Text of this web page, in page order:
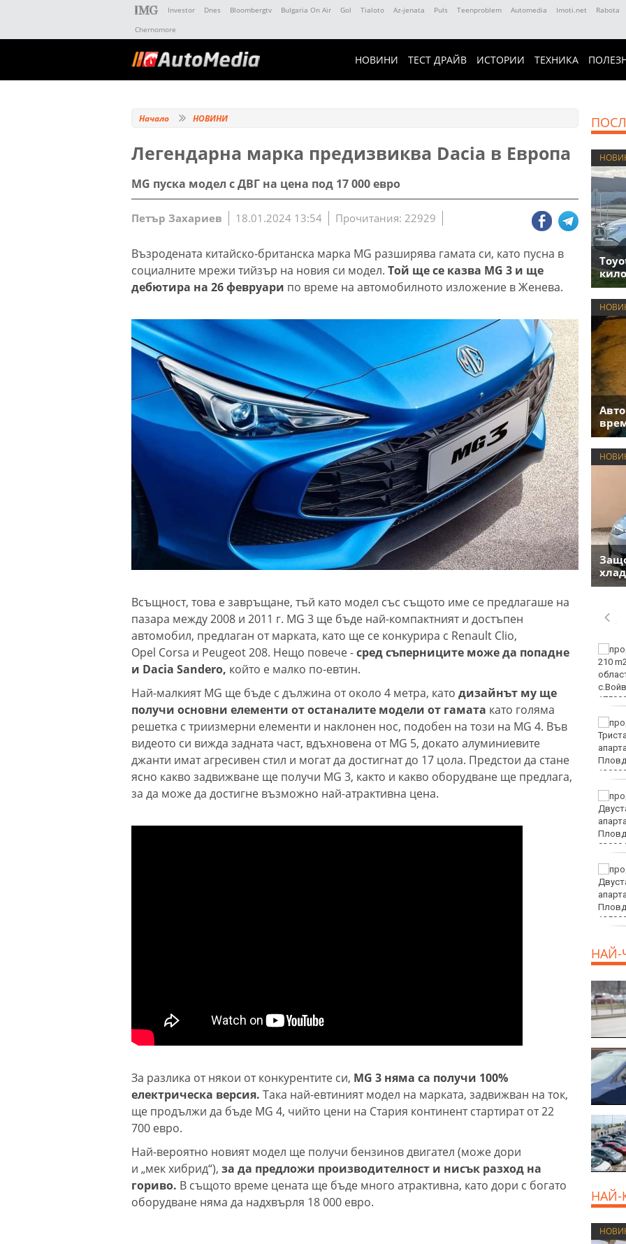
Investor Dnes Bloombergtv Bulgaria On Air Gol Tialoto Az-jenata Puls Teenproblem Automedia Imoti.net Rabota
Chernomore
НОВИНИ ТЕСТ ДРАЙВ ИСТОРИИ ТЕХНИКА
Начало НОВИНИ
Легендарна марка предизвиква Dacia в Европа
MG пуска модел с ДВГ на цена под 17 000 евро
Петър Захариев 18.01.2024 13:54 Прочитания: 22929
Възродената китайско-британска марка MG разширява гамата си, като пусна в
социалните мрежи тийзър на новия си модел. Той ще се казва MG 3 и ще
дебютира на 26 февруари по време на автомобилното изложение в Женева.
Всъщност, това е завръщане, тъй като модел със същото име се предлагаше на
пазара между 2008 и 2011 г. MG 3 ще бъде най-компактният и достъпен
автомобил, предлаган от марката, като ще се конкурира с Renault Clio,
Opel Corsa и Peugeot 208. Нещо повече -сред съперниците може да попадне
и Dacia Sandero, който е малко по-евтин.
Най-малкият MG ще бъде с дължина от около 4 метра, като дизайнът му ще
получи основни елементи от останалите модели от гамата като голяма
решетка с триизмерни елементи и наклонен нос, подобен на този на MG 4. Във
видеото си вижда задната част, вдъхновена от MG 5, докато алуминиевите
джанти имат агресивен стил и могат да достигнат до 17 цола. Предстои да стане
ясно какво задвижване ще получи MG 3, както и какво оборудване ще предлага,
за да може да достигне възможно най-атрактивна цена.
За разлика от някои от конкурентите си, MG 3 няма са получи 100%
електрическа версия. Така най-евтиният модел на марката, задвижван на ток,
ще продължи да бъде MG 4, чийто цени на Стария континент стартират от 22
700 евро.
Най-вероятно новият модел ще получи бензинов двигател (може дори
и „мек хибрид“), за да предложи производителност и нисък разход на
гориво. В същото време цената ще бъде много атрактивна, като дори с богато
оборудване няма да надхвърля 18 000 евро.
ФК Девня гостува на
Атлетик (Провадия) за
Национална мрежа за
Саморазправата не е
правосъдие след случая
с „ловци на педофили“
НАЙ-
НАЙ-